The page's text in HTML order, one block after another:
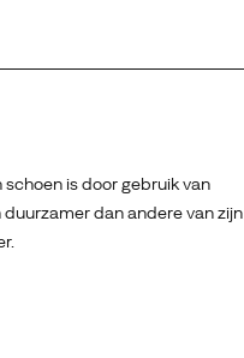
is door gebruik van
dan andere van zijn